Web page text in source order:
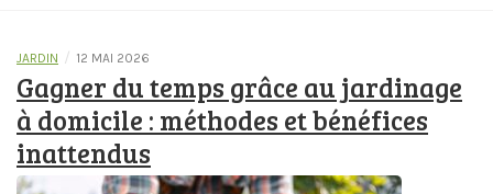
JARDIN / 12 MAI 2026
Gagner du temps grâce au jardinage
à domicile : méthodes et bénéfices
inattendus